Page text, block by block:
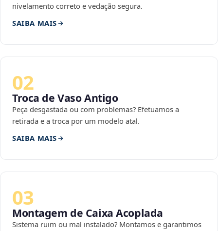
nivelamento correto e vedação segura.
SAIBA MAIS
02
Troca de Vaso Antigo
Peça desgastada ou com problemas? Efetuamos a
retirada e a troca por um modelo atal.
SAIBA MAIS
03
Montagem de Caixa Acoplada
Sistema ruim ou mal instalado? Montamos e garantimos